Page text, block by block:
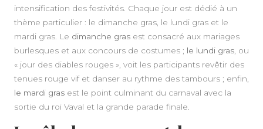
intensification des festivités. Chaque jour est dédié à un
thème particulier : le dimanche gras, le lundi gras et le
mardi gras. Le dimanche gras est consacré aux mariages
burlesques et aux concours de costumes ; le lundi gras, ou
« jour des diables rouges », voit les participants revêtir des
tenues rouge vif et danser au rythme des tambours ; enfin,
le mardi gras est le point culminant du carnaval avec la
sortie du roi Vaval et la grande parade finale.